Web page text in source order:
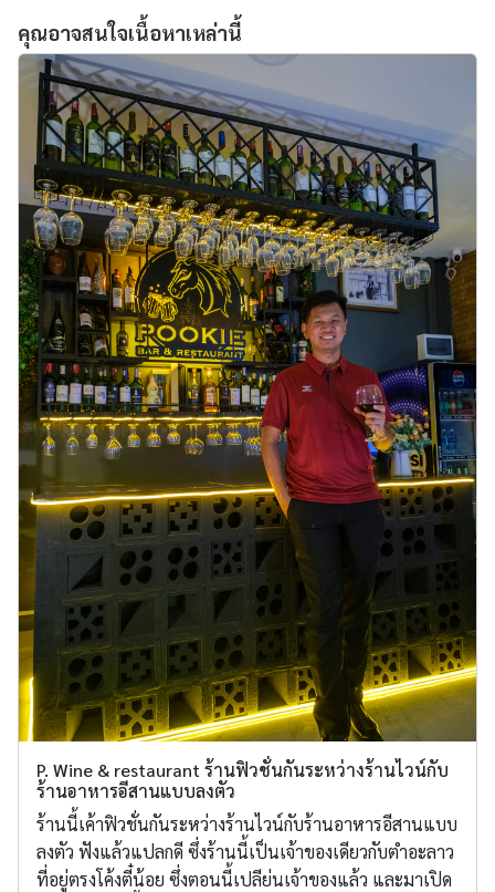
คุณอาจสนใจเนื้อหาเหล่านี้
P. Wine & restaurant ร้านฟิวชั่นกันระหว่างร้านไวน์กับ
ร้านอาหารอีสานแบบลงตัว
ร้านนี้เค้าฟิวชั่นกันระหว่างร้านไวน์กับร้านอาหารอีสานแบบ
ลงตัว ฟังแล้วแปลกดี ซึ่งร้านนี้เป็นเจ้าของเดียวกับตำอะลาว
ที่อยู่ตรงโค้งตี๋น้อย ซึ่งตอนนี้เปลีย่นเจ้าของแล้ว และมาเปิด